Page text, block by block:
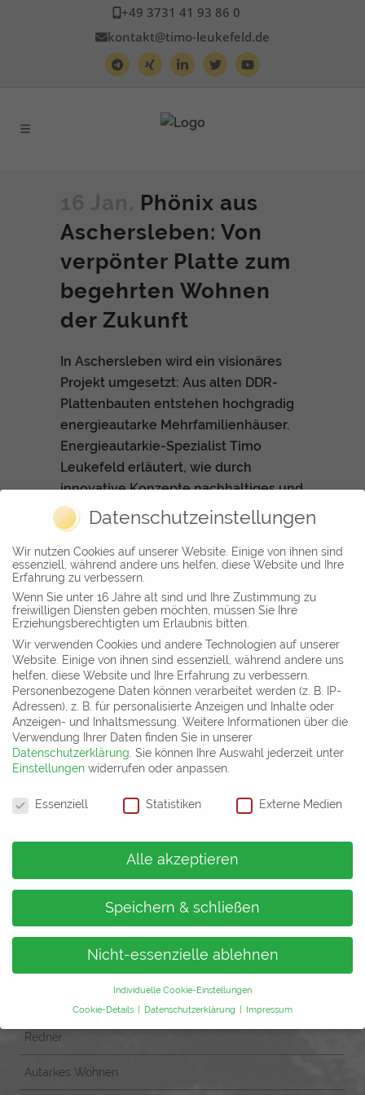
+49 3731 41 93 86 0
kontakt@timo-leukefeld.de
Phönix aus
Aschersleben: Von
verpönter Platte zum
begehrten Wohnen
der Zukunft
In Aschersleben wird ein visionäres
Projekt umgesetzt: Aus alten DDR-
Plattenbauten entstehen hochgradig
energieautarke Mehrfamilienhäuser.
Energieautarkie-Spezialist Timo
Leukefeld erläutert, wie durch
innovative Konzepte nachhaltiges und
attraktives Wohnen der Zukunft
geschaffen wird.
INFORMATION
Franz-Mehring-Platz 12 D,
09599 Freiberg
+49 3731 41 93 86 0
Datenschutz
NAVIGATION
Redner
Autarkes Wohnen
Datenschutzeinstellungen
Wir nutzen Cookies auf unserer Website. Einige von ihnen sind
essenziell, während andere uns helfen, diese Website und Ihre
Erfahrung zu verbessern.
Wenn Sie unter 16 Jahre alt sind und Ihre Zustimmung zu
freiwilligen Diensten geben möchten, müssen Sie Ihre
Erziehungsberechtigten um Erlaubnis bitten.
Wir verwenden Cookies und andere Technologien auf unserer
Website. Einige von ihnen sind essenziell, während andere uns
helfen, diese Website und Ihre Erfahrung zu verbessern.
Personenbezogene Daten können verarbeitet werden (z. B. IP-
Adressen), z. B. für personalisierte Anzeigen und Inhalte oder
Anzeigen- und Inhaltsmessung. Weitere Informationen über die
Verwendung Ihrer Daten finden Sie in unserer
Datenschutzerklärung Sie können Ihre Auswahl jederzeit unter
Einstellungen widerrufen oder anpassen.
Essenziell
Statistiken Externe Medien
Alle akzeptieren
Speichern & schließen
Nicht-essenzielle ablehnen
Individuelle Cookie-Einstellungen
Cookie-Details
Datenschutzerklärung Impressum
Datenschutzeinstellungen
Wenn Sie unter 16 Jahre alt sind und Ihre Zustimmung zu
freiwilligen Diensten geben möchten, müssen Sie Ihre